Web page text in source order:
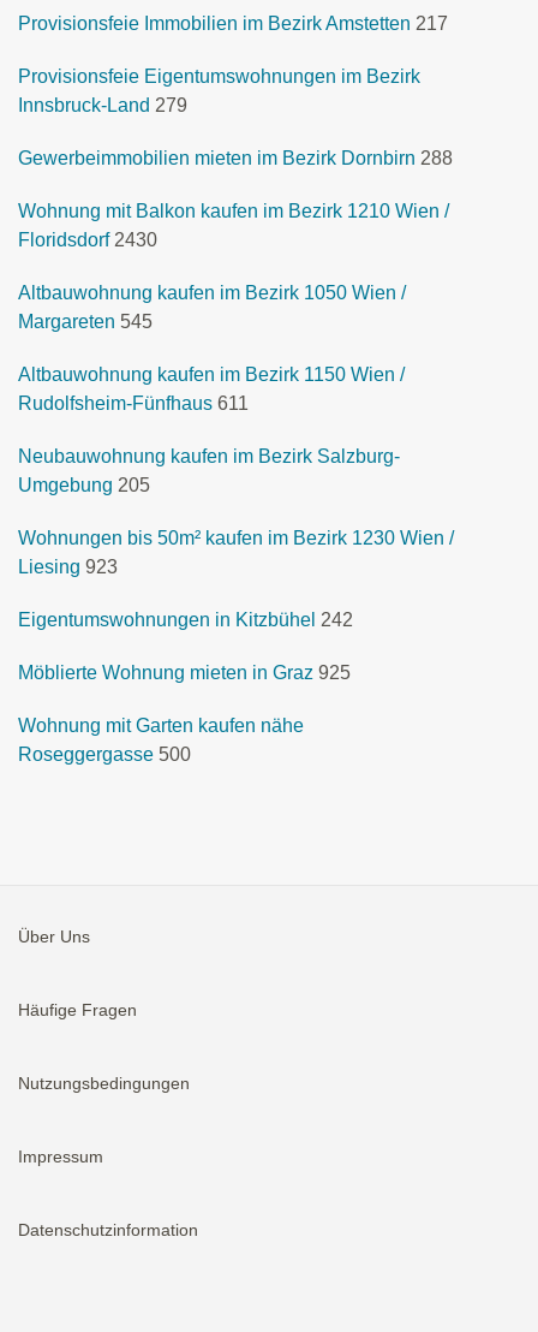
Provisionsfeie Immobilien im Bezirk Amstetten 217
Provisionsfeie Eigentumswohnungen im Bezirk
Innsbruck-Land 279
Gewerbeimmobilien mieten im Bezirk Dornbirn 288
Wohnung mit Balkon kaufen im Bezirk 1210 Wien /
Floridsdorf 2430
Altbauwohnung kaufen im Bezirk 1050 Wien /
Margareten 545
Altbauwohnung kaufen im Bezirk 1150 Wien /
Rudolfsheim-Fünfhaus 611
Neubauwohnung kaufen im Bezirk Salzburg-
Umgebung 205
Wohnungen bis 50m² kaufen im Bezirk 1230 Wien /
Liesing 923
Eigentumswohnungen in Kitzbühel 242
Möblierte Wohnung mieten in Graz 925
Wohnung mit Garten kaufen nähe
Roseggergasse 500
Über Uns
Häufige Fragen
Nutzungsbedingungen
Impressum
Datenschutzinformation